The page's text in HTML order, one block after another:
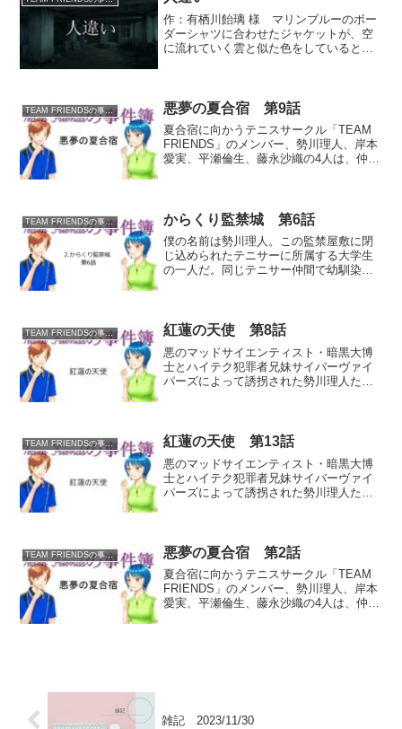
作：有栖川飴璃 様 マリンブルーのボー
ダーシャツに合わせたジャケットが、空
に流れていく雲と似た色をしていると知
で、今日の分の講義を受け...
TEAM FRIENDSの事件簿 悪夢の夏合宿 第9話
夏合宿に向かうテニスサークル「TEAM
FRIENDS」のメンバー、勢川理人、岸本
愛実、平瀬倫生、藤永沙織の4人は、仲の
犯によるキャ...
TEAM FRIENDSの事件簿 からくり監禁城 第6話
僕の名前は勢川理人。この監禁屋敷に閉
じ込められたテニサーに所属する大学生
の一人だ。同じテニサー仲間で幼馴染の
囚われようとしている愛実...
TEAM FRIENDSの事件簿 紅蓮の天使 第8話
悪のマッドサイエンティスト・暗黒大博
士とハイテク犯罪者兄妹サイバーヴァイ
パーズによって誘拐された勢川理人たち
ルタワーへと乗り込み、ま...
TEAM FRIENDSの事件簿 紅蓮の天使 第13話
悪のマッドサイエンティスト・暗黒大博
士とハイテク犯罪者兄妹サイバーヴァイ
パーズによって誘拐された勢川理人たち
待ち構える各階の階層ボス...
TEAM FRIENDSの事件簿 悪夢の夏合宿 第2話
夏合宿に向かうテニスサークル「TEAM
FRIENDS」のメンバー、勢川理人、岸本
愛実、平瀬倫生、藤永沙織の4人は、仲の
雑記 2023/11/30